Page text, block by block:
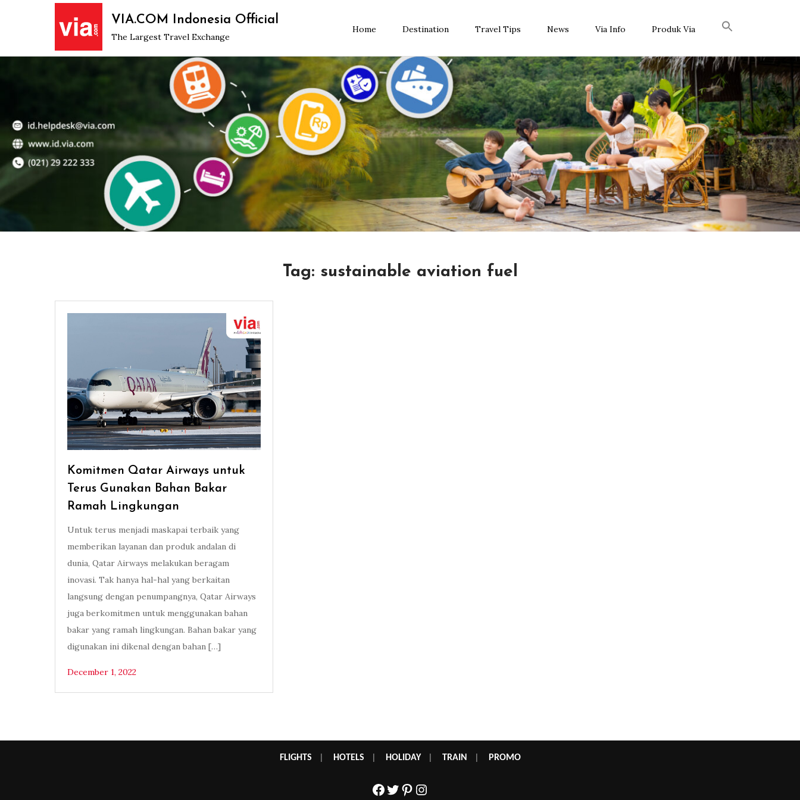
VIA.COM Indonesia Official
The Largest Travel Exchange
Home Destination Travel Tips News Via Info Produk Via
Tag: sustainable aviation fuel
Komitmen Qatar Airways untuk
Terus Gunakan Bahan Bakar
Ramah Lingkungan
Untuk terus menjadi maskapai terbaik yang
memberikan layanan dan produk andalan di
dunia, Qatar Airways melakukan beragam
inovasi. Tak hanya hal-hal yang berkaitan
langsung dengan penumpangnya, Qatar Airways
juga berkomitmen untuk menggunakan bahan
bakar yang ramah lingkungan. Bahan bakar yang
digunakan ini dikenal dengan bahan […]
December 1, 2022
FLIGHTS HOTELS HOLIDAY| TRAIN PROMO
Facebook
Twitter
Pinterest
Instagram